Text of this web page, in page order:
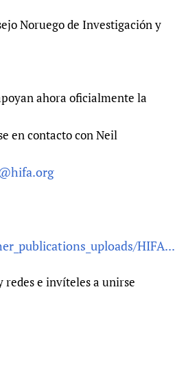
Noruego de Investigación y
ahora oficialmente la
en contacto con Neil
HIFA...
redes e invíteles a unirse